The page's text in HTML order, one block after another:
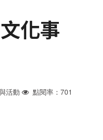
化事
活動 點閱率：701